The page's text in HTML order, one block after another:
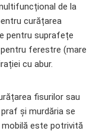
de la
curățarea
pentru suprafețe
ferestre (mare
cu abur.
fisurilor sau
și murdăria se
mobilă este potrivită